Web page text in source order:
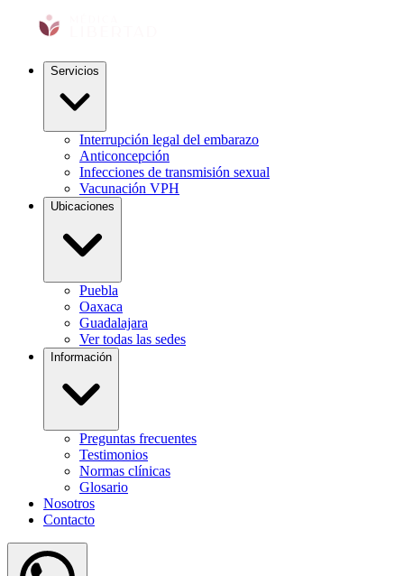
Servicios
Interrupción legal del embarazo
Anticoncepción
Infecciones de transmisión sexual
Vacunación VPH
Ubicaciones
Puebla
Oaxaca
Guadalajara
Ver todas las sedes
Información
Preguntas frecuentes
Testimonios
Normas clínicas
Glosario
Nosotros
Contacto